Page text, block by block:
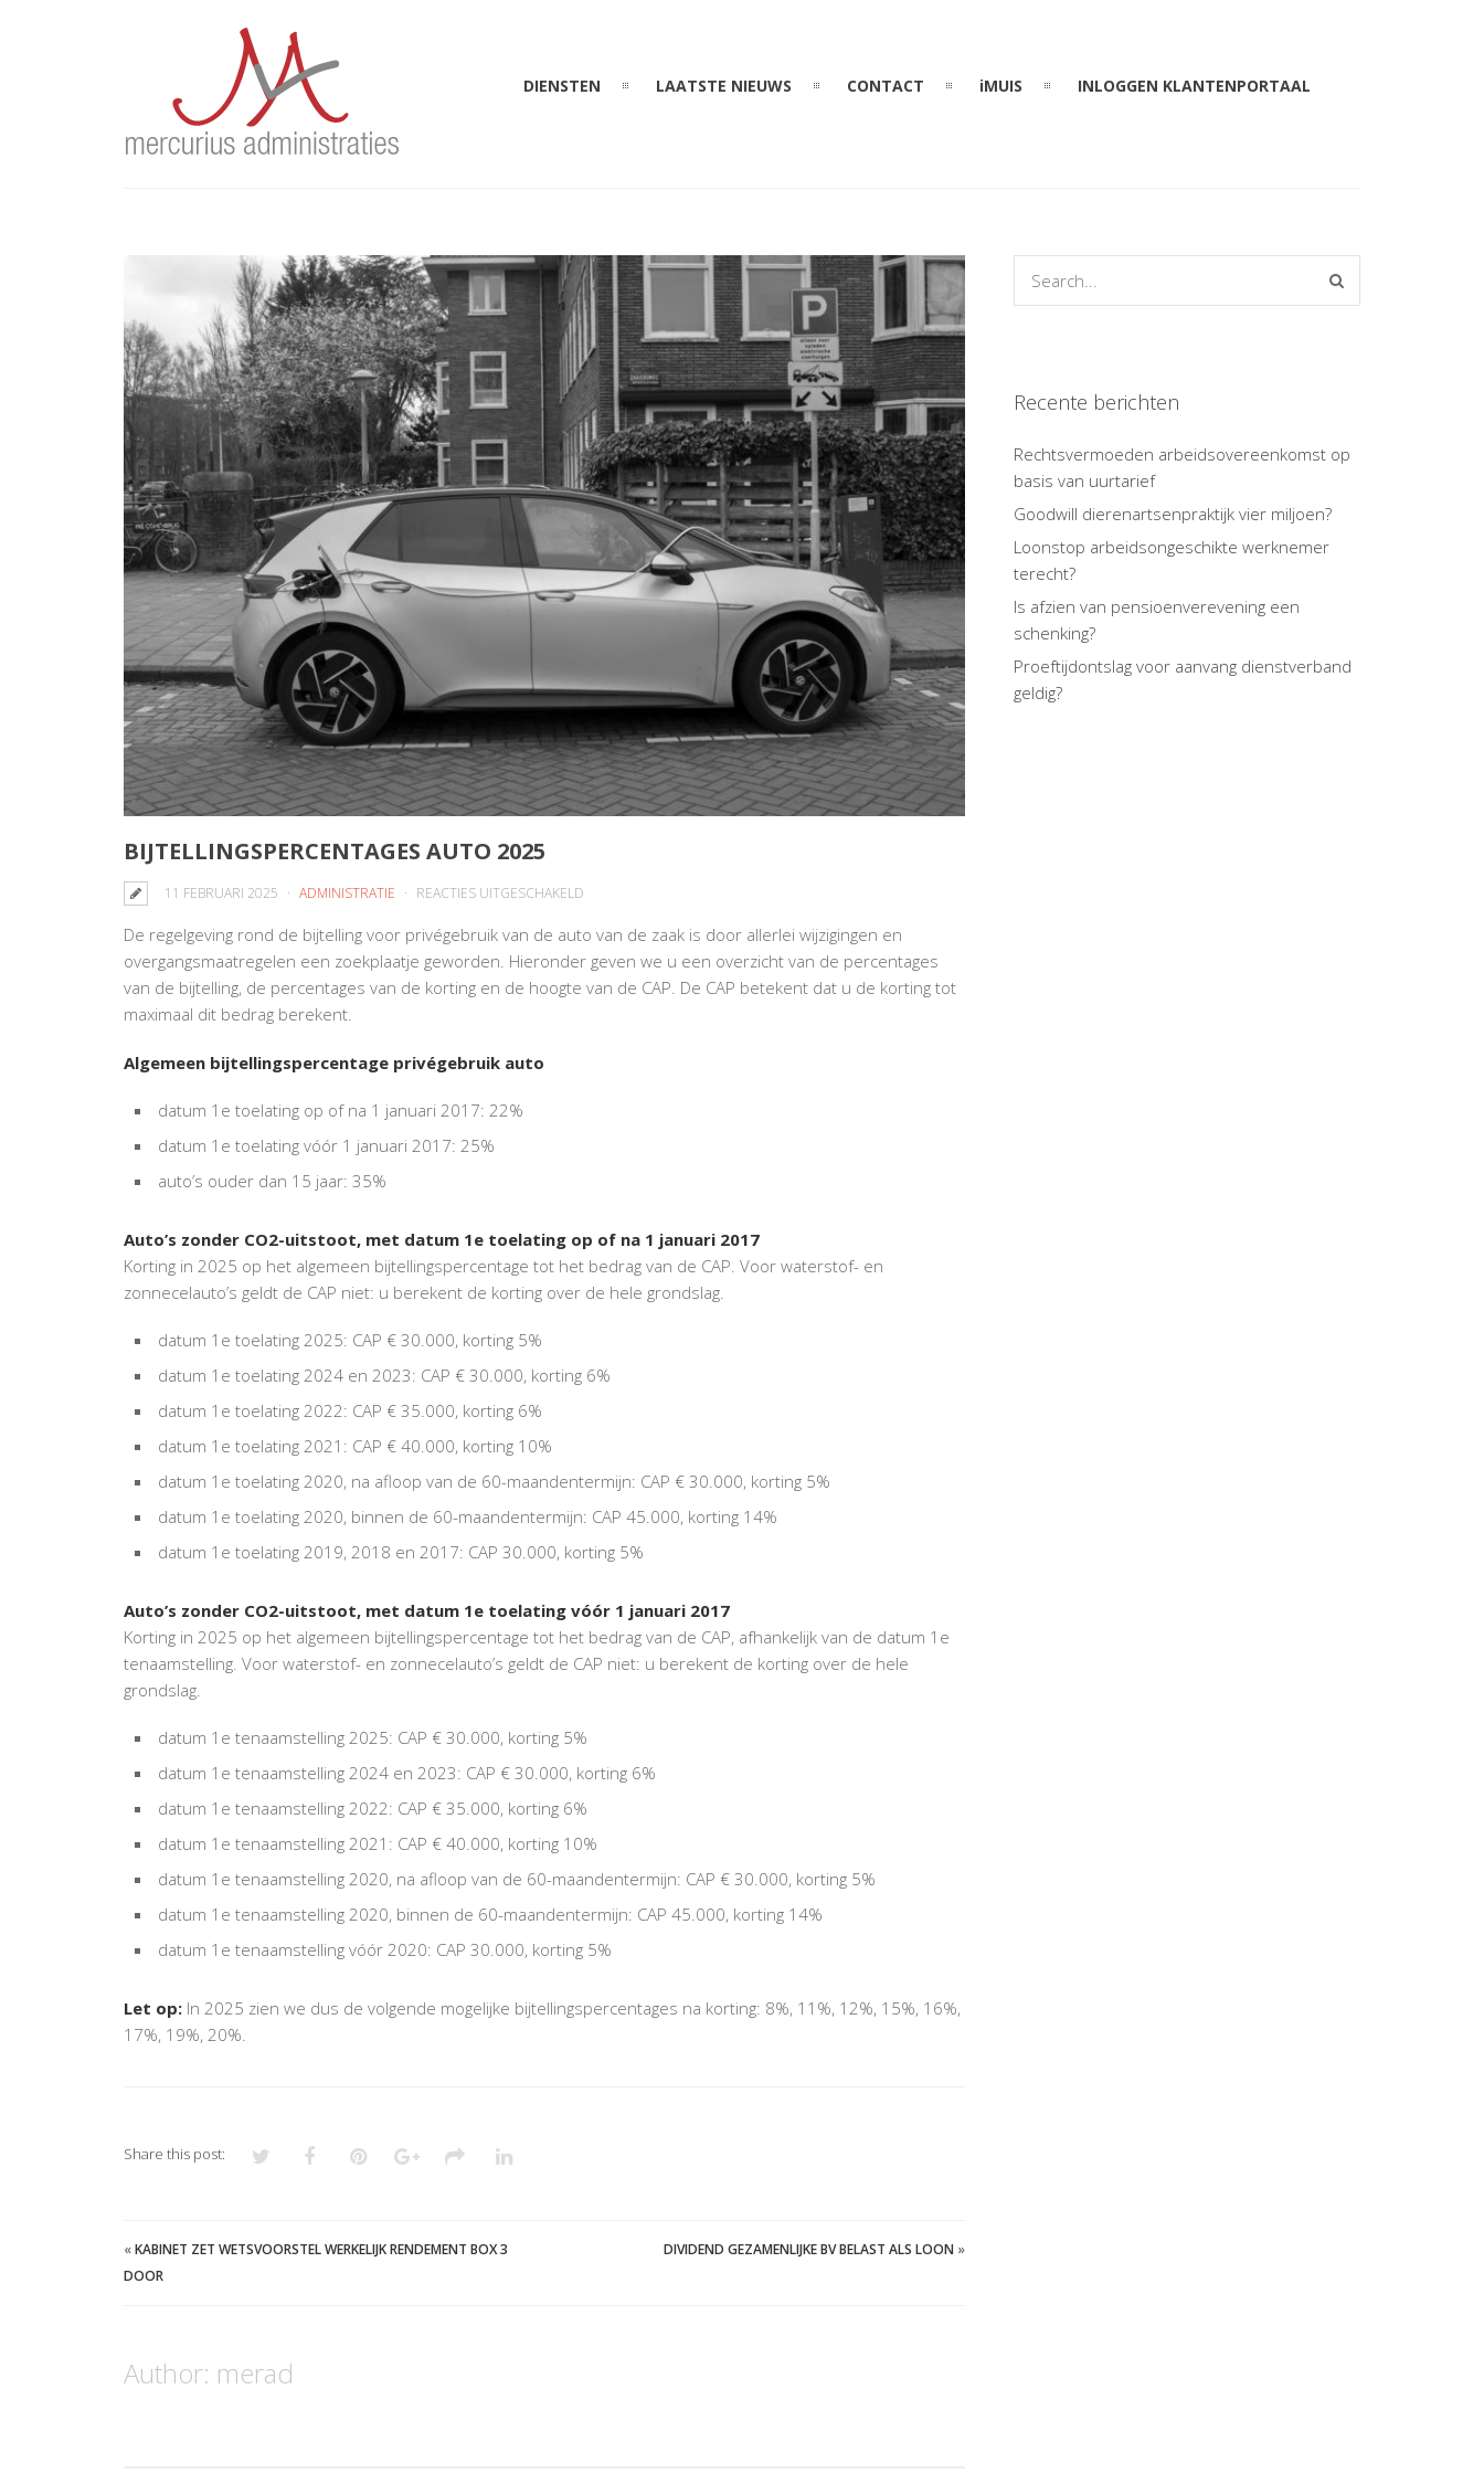
DIENSTEN LAATSTE NIEUWS CONTACT iMUIS INLOGGEN KLANTENPORTAAL
BIJTELLINGSPERCENTAGES AUTO 2025
11 FEBRUARI 2025 ADMINISTRATIE REACTIES UITGESCHAKELD
AUTO
2025
De regelgeving rond de bijtelling voor privégebruik van de auto van de zaak is door allerlei wijzigingen en
overgangsmaatregelen een zoekplaatje geworden. Hieronder geven we u een overzicht van de percentages
van de bijtelling, de percentages van de korting en de hoogte van de CAP. De CAP betekent dat u de korting tot
maximaal dit bedrag berekent.
Algemeen bijtellingspercentage privégebruik auto
datum 1e toelating op of na 1 januari 2017: 22%
datum 1e toelating vóór 1 januari 2017: 25%
auto’s ouder dan 15 jaar: 35%
Auto’s zonder CO2-uitstoot, met datum 1e toelating op of na 1 januari 2017
Korting in 2025 op het algemeen bijtellingspercentage tot het bedrag van de CAP. Voor waterstof- en
zonnecelauto’s geldt de CAP niet: u berekent de korting over de hele grondslag.
datum 1e toelating 2025: CAP € 30.000, korting 5%
datum 1e toelating 2024 en 2023: CAP € 30.000, korting 6%
datum 1e toelating 2022: CAP € 35.000, korting 6%
datum 1e toelating 2021: CAP € 40.000, korting 10%
datum 1e toelating 2020, na afloop van de 60-maandentermijn: CAP € 30.000, korting 5%
datum 1e toelating 2020, binnen de 60-maandentermijn: CAP 45.000, korting 14%
datum 1e toelating 2019, 2018 en 2017: CAP 30.000, korting 5%
Auto’s zonder CO2-uitstoot, met datum 1e toelating vóór 1 januari 2017
Korting in 2025 op het algemeen bijtellingspercentage tot het bedrag van de CAP, afhankelijk van de datum 1e
tenaamstelling. Voor waterstof- en zonnecelauto’s geldt de CAP niet: u berekent de korting over de hele
grondslag.
datum 1e tenaamstelling 2025: CAP € 30.000, korting 5%
datum 1e tenaamstelling 2024 en 2023: CAP € 30.000, korting 6%
datum 1e tenaamstelling 2022: CAP € 35.000, korting 6%
datum 1e tenaamstelling 2021: CAP € 40.000, korting 10%
datum 1e tenaamstelling 2020, na afloop van de 60-maandentermijn: CAP € 30.000, korting 5%
datum 1e tenaamstelling 2020, binnen de 60-maandentermijn: CAP 45.000, korting 14%
datum 1e tenaamstelling vóór 2020: CAP 30.000, korting 5%
Let op: In 2025 zien we dus de volgende mogelijke bijtellingspercentages na korting: 8%, 11%, 12%, 15%, 16%,
17%, 19%, 20%.
Share this post:
«KABINET ZET WETSVOORSTEL WERKELIJK RENDEMENT BOX 3
DOOR
DIVIDEND GEZAMENLIJKE BV BELAST ALS LOON »
Author: merad
Recente berichten
Rechtsvermoeden arbeidsovereenkomst op
basis van uurtarief
Goodwill dierenartsenpraktijk vier miljoen?
Loonstop arbeidsongeschikte werknemer
terecht?
Is afzien van pensioenverevening een
schenking?
Proeftijdontslag voor aanvang dienstverband
geldig?